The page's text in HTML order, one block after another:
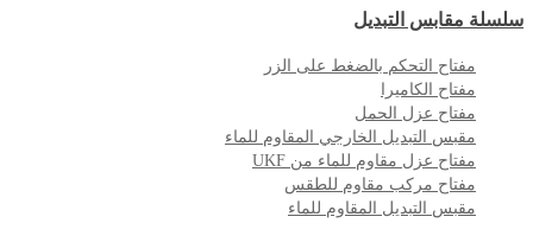
سلسلة مقابس التبديل
مفتاح التحكم بالضغط على الزر
مفتاح الكاميرا
مفتاح عزل الحمل
مقبس التبديل الخارجي المقاوم للماء
مفتاح عزل مقاوم للماء من UKF
مفتاح مركب مقاوم للطقس
مقبس التبديل المقاوم للماء